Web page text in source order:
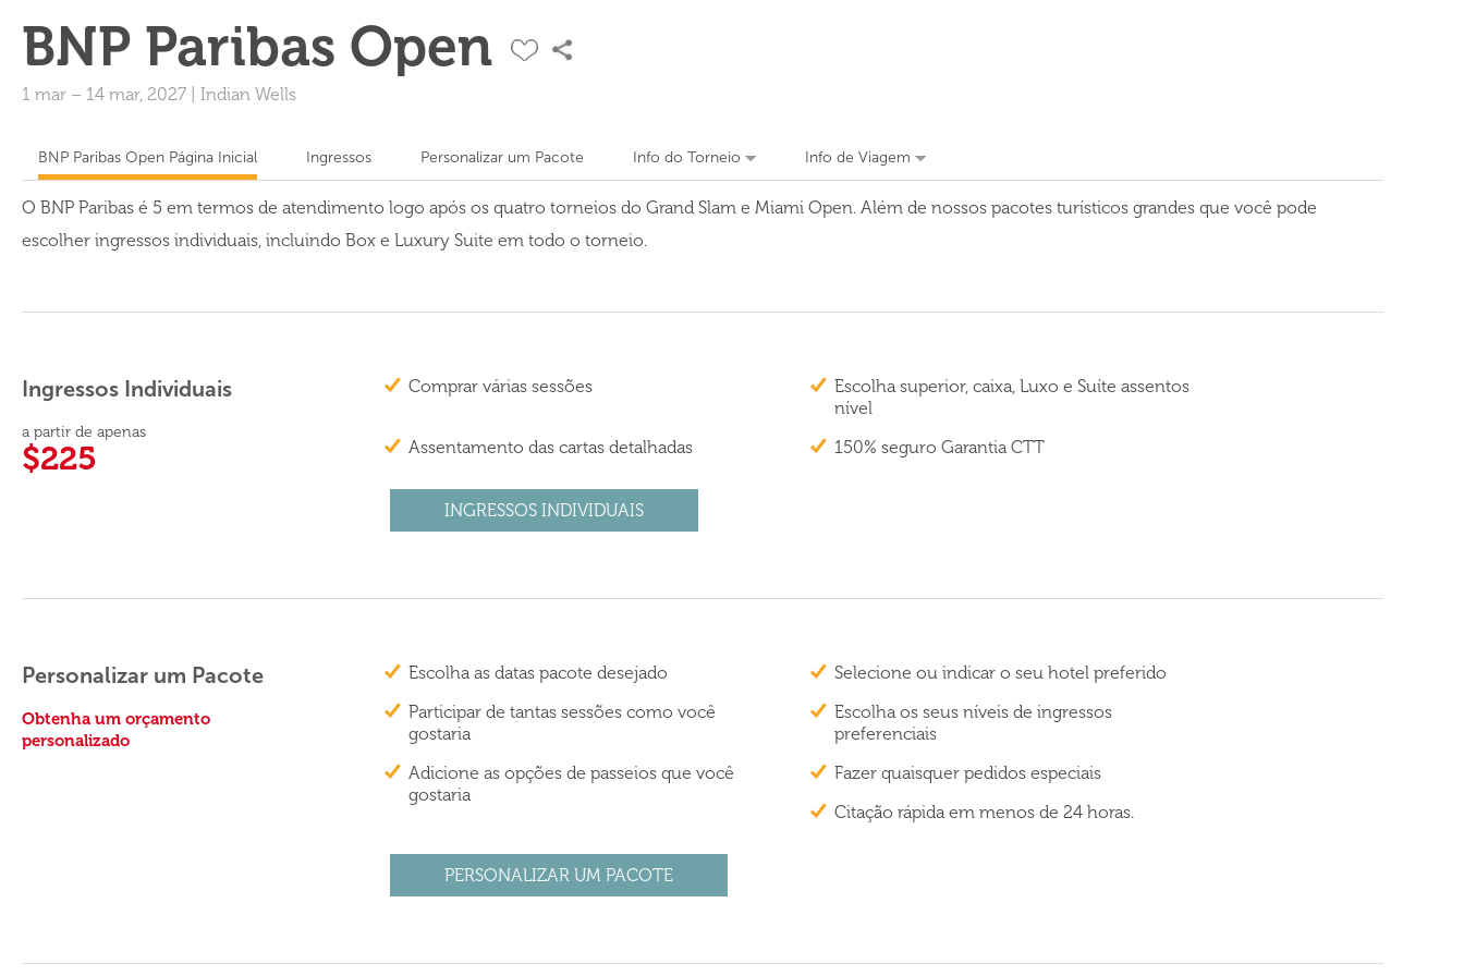
BNP Paribas Open
1 mar – 14 mar, 2027 Indian Wells
BNP Paribas Open Página Inicial Ingressos Personalizar um Pacote Info do Torneio Info de Viagem
O BNP Paribas é 5 em termos de atendimento logo após os quatro torneios do Grand Slam e Miami Open. Além de nossos pacotes turísticos grandes que você pode
escolher ingressos individuais, incluindo Box e Luxury Suite em todo o torneio.
Ingressos Individuais
a partir de apenas
$225
Comprar várias sessões
Escolha superior, caixa, Luxo e Suíte assentos
nível
Assentamento das cartas detalhadas
150% seguro Garantia CTT
INGRESSOS INDIVIDUAIS
Personalizar um Pacote
Obtenha um orçamento
personalizado
Escolha as datas pacote desejado
Selecione ou indicar o seu hotel preferido
Participar de tantas sessões como você
gostaria
Escolha os seus níveis de ingressos
preferenciais
Adicione as opções de passeios que você
gostaria
Fazer quaisquer pedidos especiais
Citação rápida em menos de 24 horas.
PERSONALIZAR UM PACOTE